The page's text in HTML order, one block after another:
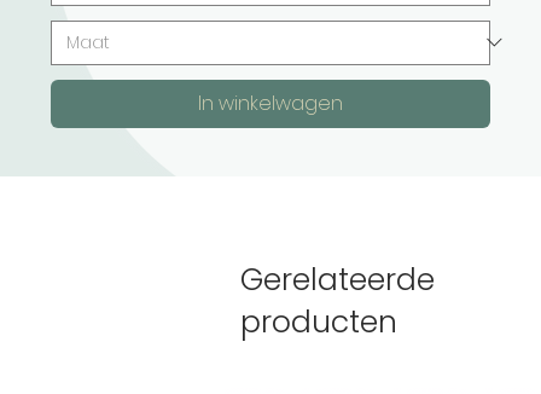
In winkelwagen
Gerelateerde
producten